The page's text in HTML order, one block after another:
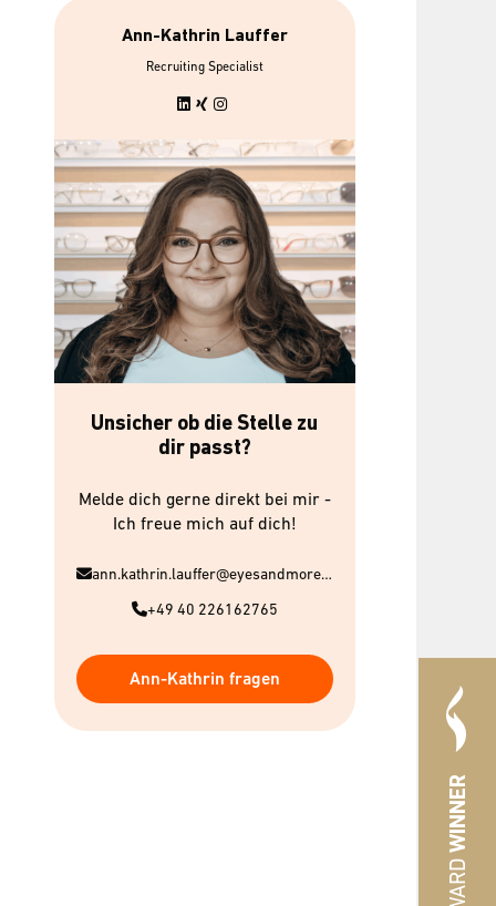
WINNER
bis zu 7 gratis
Mitarbeiterbrillen
Ann-Kathrin Lauffer
Recruiting Specialist
Unsicher ob die Stelle zu
dir passt?
Melde dich gerne direkt bei mir -
Ich freue mich auf dich!
ann.kathrin.lauffer@eyesandmore.com
+49 40 226162765
Ann-Kathrin fragen